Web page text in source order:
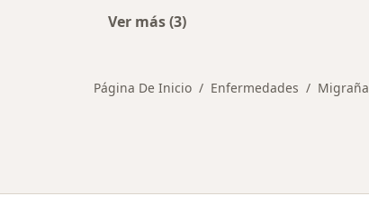
Ver más (3)
Página De Inicio Enfermedades Migraña